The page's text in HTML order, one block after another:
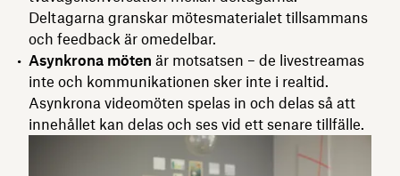
Deltagarna granskar mötesmaterialet tillsammans
och feedback är omedelbar.
Asynkrona möten är motsatsen – de livestreamas
inte och kommunikationen sker inte i realtid.
Asynkrona videomöten spelas in och delas så att
innehållet kan delas och ses vid ett senare tillfälle.